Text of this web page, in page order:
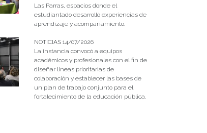
Las Parras, espacios donde el
estudiantado desarrolló experiencias de
aprendizaje y acompañamiento.
NOTICIAS 14/07/2026
La instancia convocó a equipos
académicos y profesionales con el fin de
diseñar líneas prioritarias de
colaboración y establecer las bases de
un plan de trabajo conjunto para el
fortalecimiento de la educación pública.